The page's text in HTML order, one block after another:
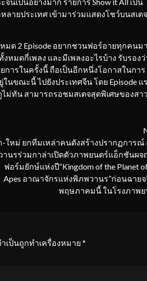
ายประเทศ เข้ามาร่วมแสดงโชว์บนสเตจ
ด 2 Episode อยากชวนฟอร์อายทุกคนม
หมดกี่เพลง และมีเพลงอะไรบ้าง รับรอง
การในครั้งนี้ ถือเป็นอีกหนึ่งโอกาสในการ
ขณะนี้ ไปยังประเทศจีน โดย Episode แ
ทัน สามารถรอชมสเตจสุดพิเศษของสา
-ใหม่ ยกทีมเหล่าคนดังสร้างปรากฏการณ์
านรร่วมกาล่าเปิดตัวภาพยนตร์แอ็กชันผ
ฟอร์มยักษ์แห่งปี“Kingdom of the Planet
Apes อาณาจักรแห่งพิภพวานร”ก่อนฉายจ
พฤษภาคมนี้ ในโรงภาพย
เป็นถูกทำเครื่องหมาย *